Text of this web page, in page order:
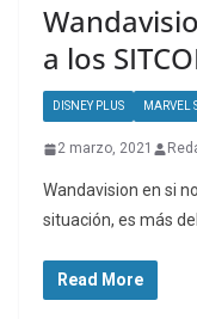
a los
DISNEY PLUS MARVEL
2 marzo, 2021
Wandavision en si
situación, es más
Read More